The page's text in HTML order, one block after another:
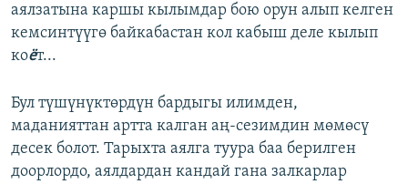
аялзатына каршы кылымдар бою орун алып келген
кемсинтүүгө байкабастан кол кабыш деле кылып
коёт...
Бул түшүнүктөрдүн бардыгы илимден,
маданияттан артта калган аң-сезимдин мөмөсү
десек болот. Тарыхта аялга туура баа берилген
доорлордо, аялдардан кандай гана залкарлар